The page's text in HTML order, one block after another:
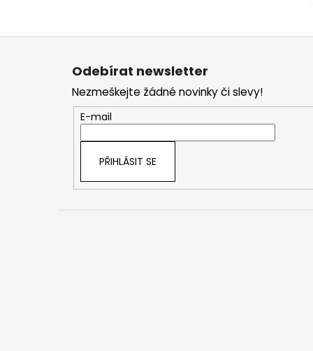
Z
Odebírat newsletter
Nezmeškejte žádné novinky či slevy!
E-mail
PŘIHLÁSIT SE